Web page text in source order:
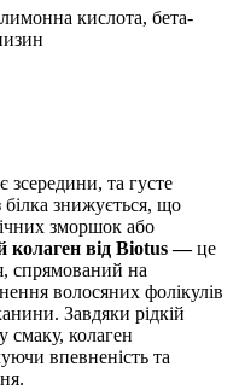
кислота, бета-
зсередини, та густе
знижується, що
зморшок або
колаген від Biotus —це
спрямований на
волосяних фолікулів
Завдяки рідкій
смаку, колаген
впевненість та